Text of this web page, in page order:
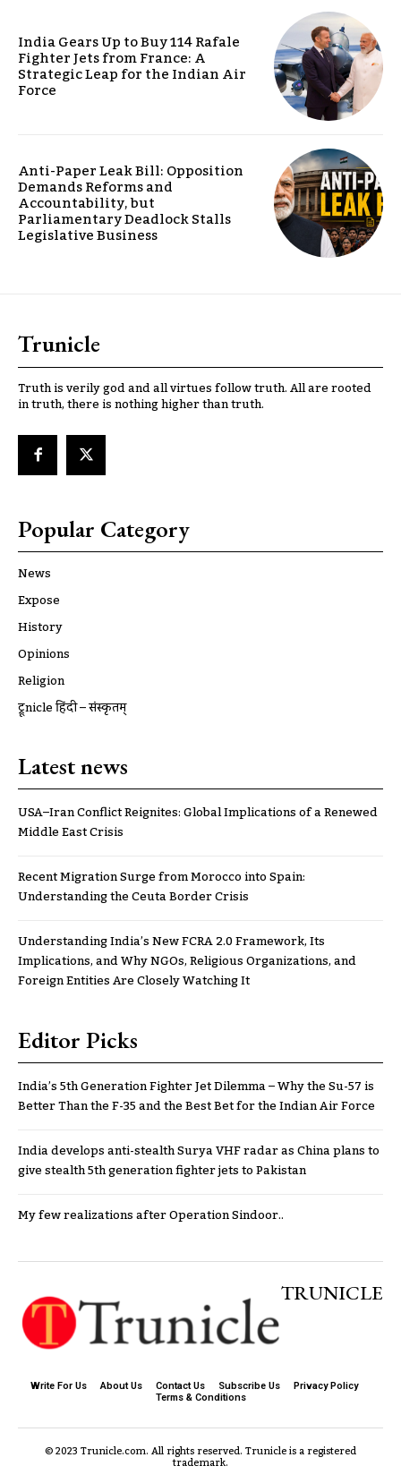
India Gears Up to Buy 114 Rafale
Fighter Jets from France: A
Strategic Leap for the Indian Air
Force
Anti-Paper Leak Bill: Opposition
Demands Reforms and
Accountability, but
Parliamentary Deadlock Stalls
Legislative Business
Trunicle
Truth is verily god and all virtues follow truth. All are rooted
in truth, there is nothing higher than truth.
Popular Category
News
Expose
History
Opinions
Religion
ट्रूnicle हिंदी – संस्कृतम्
Latest news
USA–Iran Conflict Reignites: Global Implications of a Renewed
Middle East Crisis
Recent Migration Surge from Morocco into Spain:
Understanding the Ceuta Border Crisis
Understanding India’s New FCRA 2.0 Framework, Its
Implications, and Why NGOs, Religious Organizations, and
Foreign Entities Are Closely Watching It
Editor Picks
India’s 5th Generation Fighter Jet Dilemma – Why the Su-57 is
Better Than the F-35 and the Best Bet for the Indian Air Force
India develops anti-stealth Surya VHF radar as China plans to
give stealth 5th generation fighter jets to Pakistan
My few realizations after Operation Sindoor..
TRUNICLE
Write For Us About Us Contact Us Subscribe Us
Privacy Policy
Terms & Conditions
© 2023 Trunicle.com. All rights reserved. Trunicle is a registered
trademark.